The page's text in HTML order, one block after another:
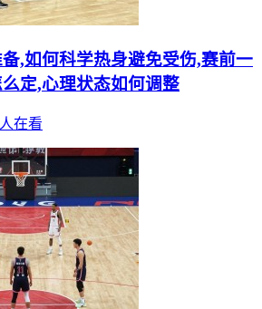
,如何科学热身避免受伤,赛前一
定,心理状态如何调整
在看